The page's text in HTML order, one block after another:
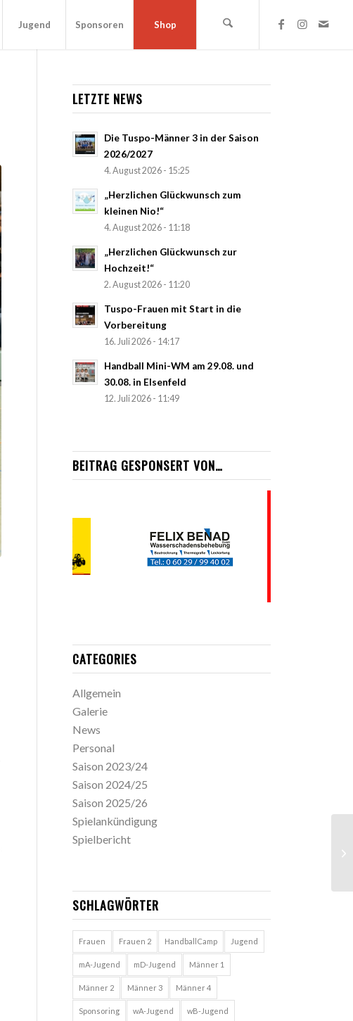
Jugend Sponsoren Shop
LETZTE NEWS
Die Tuspo-Männer 3 in der Saison
2026/2027
4. August 2026 - 15:25
„Herzlichen Glückwunsch zum
kleinen Nio!“
4. August 2026 - 11:18
„Herzlichen Glückwunsch zur
Hochzeit!“
2. August 2026 - 11:20
Tuspo-Frauen mit Start in die
Vorbereitung
16. Juli 2026 - 14:17
Handball Mini-WM am 29.08. und
30.08. in Elsenfeld
12. Juli 2026 - 11:49
BEITRAG GESPONSERT VON…
CATEGORIES
Allgemein
Galerie
News
Personal
Saison 2023/24
Saison 2024/25
Saison 2025/26
Spielankündigung
Spielbericht
SCHLAGWÖRTER
Frauen Frauen 2 HandballCamp Jugend
mA-Jugend mD-Jugend Männer 1
Männer 2 Männer 3 Männer 4
Sponsoring wA-Jugend wB-Jugend